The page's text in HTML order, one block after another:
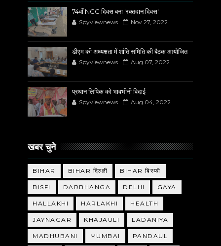
74वाँ NCC दिवस बना 'रक्तदान दिवस'
Spyviewnews Nov 27, 2022
डीएम की अध्यक्षता में शांति समिति की बैठक आयोजित
Spyviewnews Aug 07, 2022
प्रधान लिपिक को भावभीनी विदाई
Spyviewnews Aug 04, 2022
खबर चुने
BIHAR BIHAR दिल्ली BIHAR बिस्फी
BISFI DARBHANGA DELHI GAYA
HALLAKHI HARLAKHI HEALTH
JAYNAGAR KHAJAULI LADANIYA
MADHUBANI MUMBAI PANDAUL